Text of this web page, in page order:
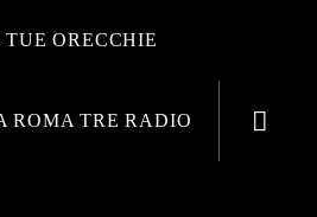
ORECCHIE
ROMA TRE RADIO